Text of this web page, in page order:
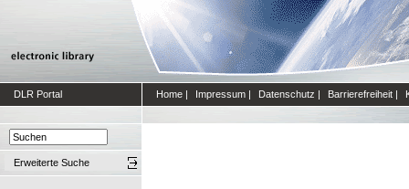
DLR Portal Home | Impressum | Datenschutz | Barrierefreiheit |
Erweiterte Suche